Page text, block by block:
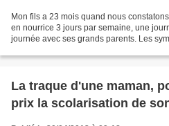
Mon fils a 23 mois quand nous
en nourrice 3 jours par semaine, une
journée avec ses grands parents. Les
La traque d'une maman,
prix la scolarisation de